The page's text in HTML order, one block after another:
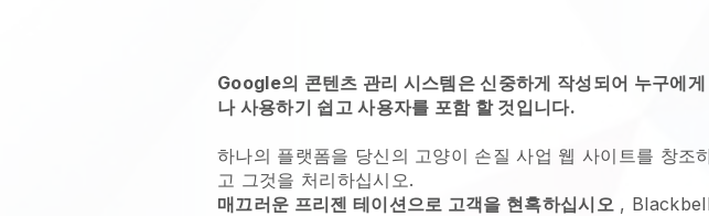
Google의 콘텐츠 관리 시스템은 신중하게 작성되어 누구에게
나 사용하기 쉽고 사용자를 포함 할 것입니다.
하나의 플랫폼을 당신의 고양이 손질 사업 웹 사이트를 창조
고 그것을 처리하십시오.
매끄러운 프리젠 테이션으로 고객을 현혹하십시오 , Blackbell